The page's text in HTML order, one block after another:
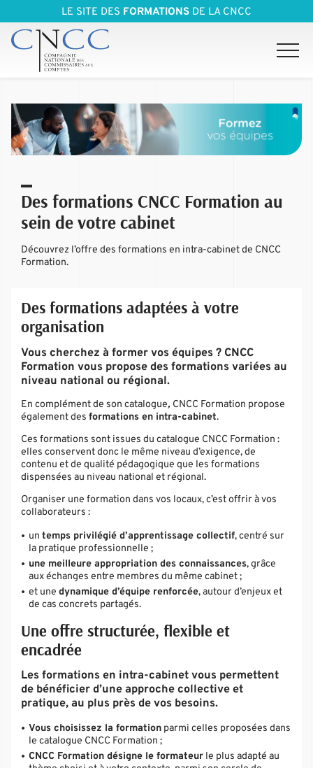
LE SITE DES FORMATIONS DE LA CNCC
Des formations CNCC Formation au
sein de votre cabinet
Découvrez l’offre des formations en intra-cabinet de CNCC
Formation.
Des formations adaptées à votre
organisation
Vous cherchez à former vos équipes ? CNCC
Formation vous propose des formations variées au
niveau national ou régional.
En complément de soncatalogue, CNCC Formation propose
également desformations en intra-cabinet.
Ces formations sont issues du catalogue CNCC Formation :
elles conservent donc le même niveau d’exigence, de
contenu et de qualité pédagogique que les formations
dispensées au niveau national et régional.
Organiser une formation dans vos locaux, c’est offrir à vos
collaborateurs :
untemps privilégié d’apprentissage collectif, centré sur
la pratique professionnelle ;
une meilleure appropriation des connaissances, grâce
aux échanges entre membres du même cabinet ;
et unedynamique d’équipe renforcée, autour d’enjeux et
de cas concrets partagés.
Une offre structurée, flexible et
encadrée
Les formations en intra-cabinet vous permettent
de bénéficier d’une approche collective et
pratique, au plus près de vos besoins.
Vous choisissez la formation parmi celles proposées dans
le catalogue CNCC Formation ;
CNCC Formation désigne le formateur le plus adapté au